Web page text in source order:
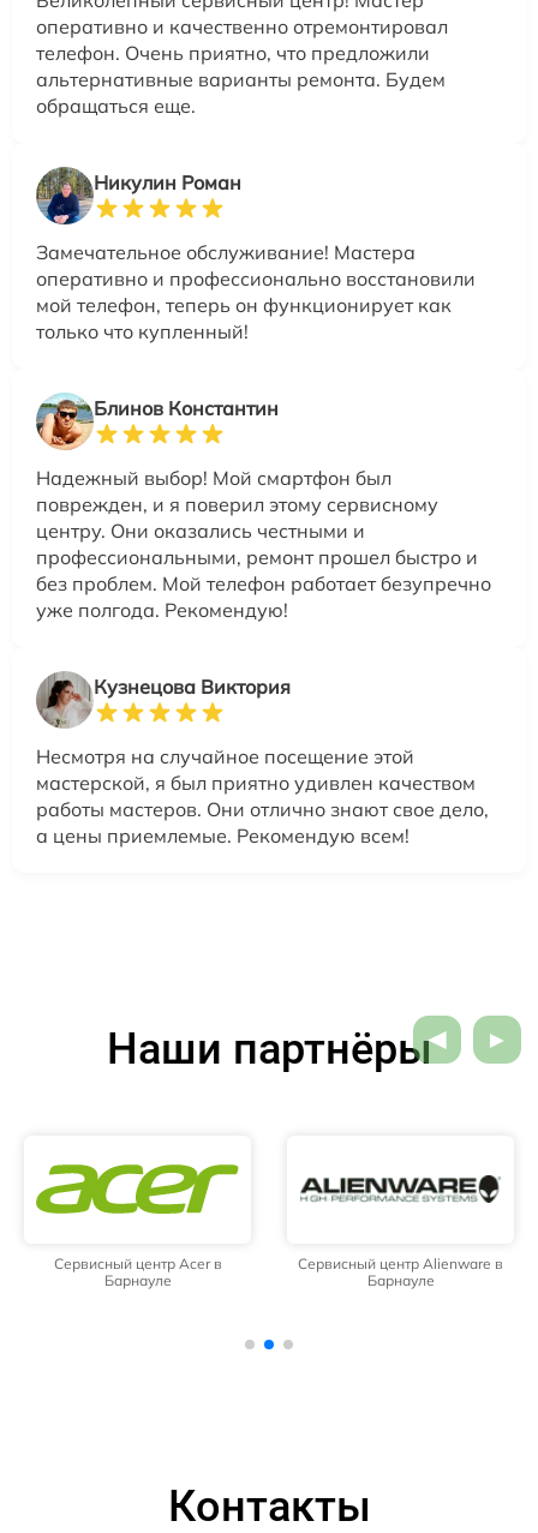
оперативно и качественно отремонтировал
телефон. Очень приятно, что предложили
альтернативные варианты ремонта. Будем
обращаться еще.
Никулин Роман
Замечательное обслуживание! Мастера
оперативно и профессионально восстановили
мой телефон, теперь он функционирует как
только что купленный!
Блинов Константин
Надежный выбор! Мой смартфон был
поврежден, и я поверил этому сервисному
центру. Они оказались честными и
профессиональными, ремонт прошел быстро и
без проблем. Мой телефон работает безупречно
уже полгода. Рекомендую!
Кузнецова Виктория
Несмотря на случайное посещение этой
мастерской, я был приятно удивлен качеством
работы мастеров. Они отлично знают свое дело,
а цены приемлемые. Рекомендую всем!
Наши партнёры
Сервисный центр Acer в
Барнауле
Сервисный центр Alienware в
Барнауле
Контакты